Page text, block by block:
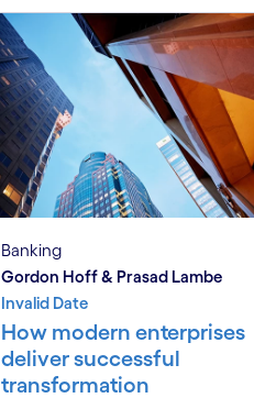
Banking
Gordon Hoff & Prasad Lambe
Invalid Date
How modern enterprises
deliver successful
transformation